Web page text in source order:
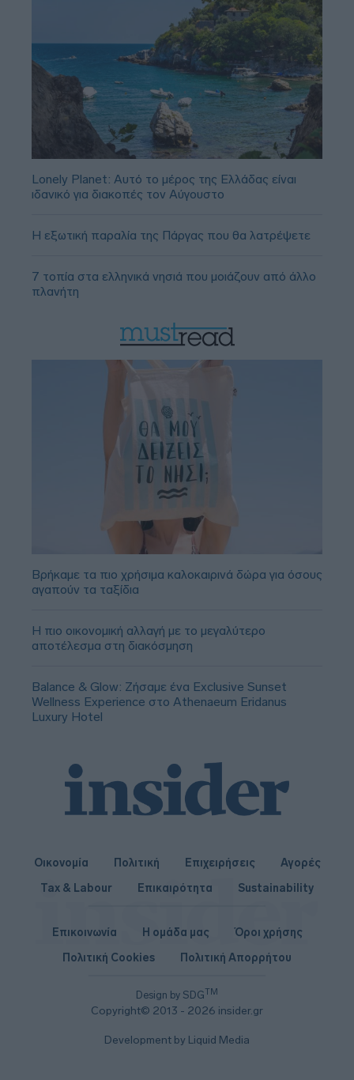
Lonely Planet: Αυτό το μέρος της Ελλάδας είναι
ιδανικό για διακοπές τον Αύγουστο
Η εξωτική παραλία της Πάργας που θα λατρέψετε
7 τοπία στα ελληνικά νησιά που μοιάζουν από άλλο
πλανήτη
Βρήκαμε τα πιο χρήσιμα καλοκαιρινά δώρα για όσους
αγαπούν τα ταξίδια
Η πιο οικονομική αλλαγή με το μεγαλύτερο
αποτέλεσμα στη διακόσμηση
Balance & Glow: Ζήσαμε ένα Exclusive Sunset
Wellness Experience στο Athenaeum Eridanus
Luxury Hotel
Οικονομία Πολιτική Επιχειρήσεις
Αγορές
Tax & Labour
Επικαιρότητα Sustainability
Design by SDGTM
Copyright© 2013 - 2026 insider.gr
Επικοινωνία Η ομάδα μας
Όροι χρήσης
Πολιτική Cookies
Πολιτική Απορρήτου
Development by Liquid Media